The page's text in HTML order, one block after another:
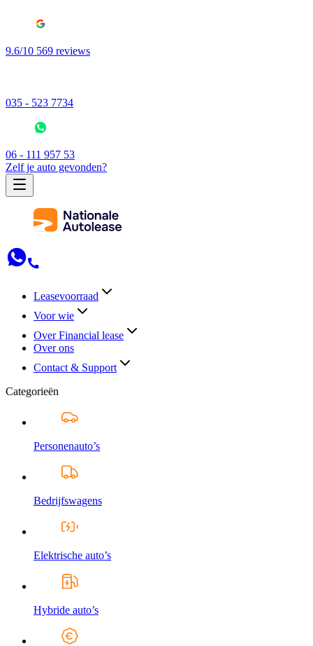
9.6/10 569 reviews
035 - 523 7734
06 - 111 957 53
Zelf je auto gevonden?
Leasevoorraad
Voor wie
Over Financial lease
Over ons
Contact & Support
Categorieën
Personenauto’s
Bedrijfswagens
Elektrische auto’s
Hybride auto’s